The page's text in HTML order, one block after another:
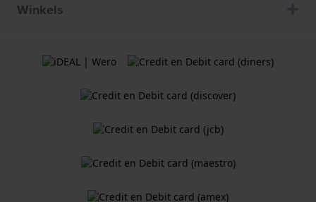
Winkels